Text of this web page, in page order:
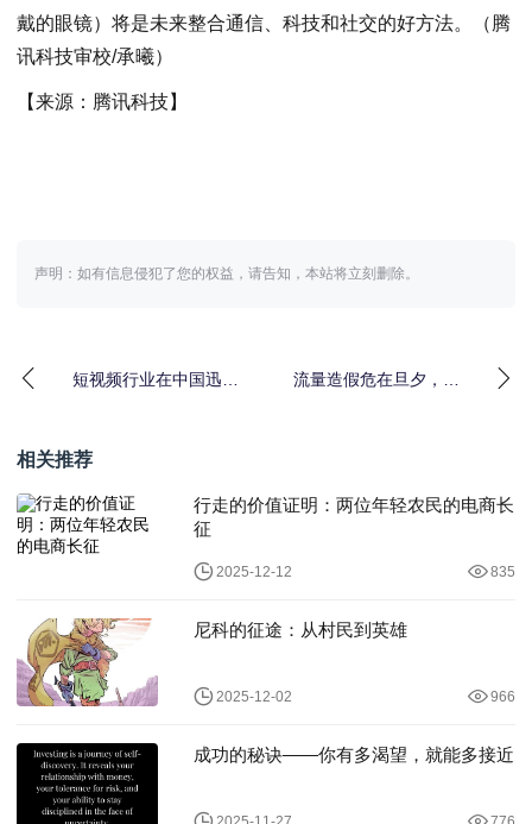
戴的眼镜）将是未来整合通信、科技和社交的好方法。（腾
讯科技审校/承曦）
【来源：腾讯科技】
声明：如有信息侵犯了您的权益，请告知，本站将立刻删除。
短视频行业在中国迅速
流量造假危在旦夕，粉
相关推荐
行走的价值证明：两位年轻农民的电商长
征
2025-12-12 835
尼科的征途：从村民到英雄
2025-12-02 966
成功的秘诀——你有多渴望，就能多接近